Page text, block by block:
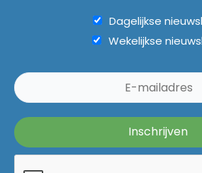
Dagelijkse
Wekelijkse